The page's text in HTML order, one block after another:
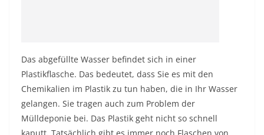
Das abgefüllte Wasser befindet sich in einer
Plastikflasche. Das bedeutet, dass Sie es mit den
Chemikalien im Plastik zu tun haben, die in Ihr Wasser
gelangen. Sie tragen auch zum Problem der
Mülldeponie bei. Das Plastik geht nicht so schnell